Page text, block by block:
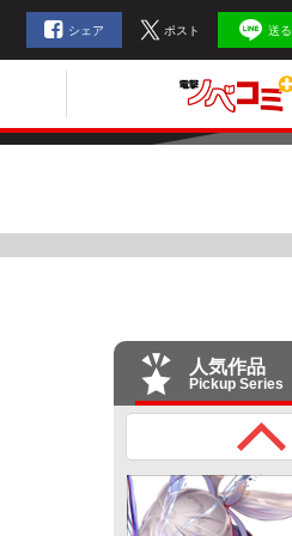
シェア ポスト 送る
人気作品
Pickup Series